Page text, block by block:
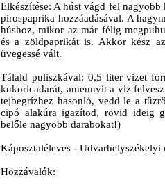
Elkészítése: A húst vágd fel
pirospaprika hozzáadásával. A
húshoz, mikor az már félig
és a zöldpaprikát is. Akkor kész
üvegessé vált.
Tálald puliszkával: 0,5 liter vizet
kukoricadarát, amennyit a víz
tejbegrízhez hasonló, vedd le a
cipó alakúra igazítod, rövid ideig
belőle nagyobb darabokat!)
Káposztaléleves - Udvarhelyszékelyi
Hozzávalók: